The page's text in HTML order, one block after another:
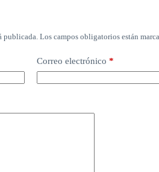
publicada. Los campos obligatorios están
Correo electrónico *